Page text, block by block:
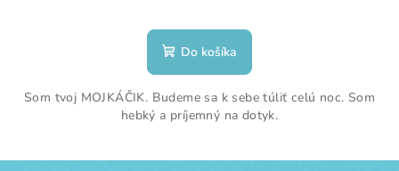
Do košíka
Som tvoj MOJKÁČIK. Budeme sa k sebe túliť celú noc. Som
hebký a príjemný na dotyk.